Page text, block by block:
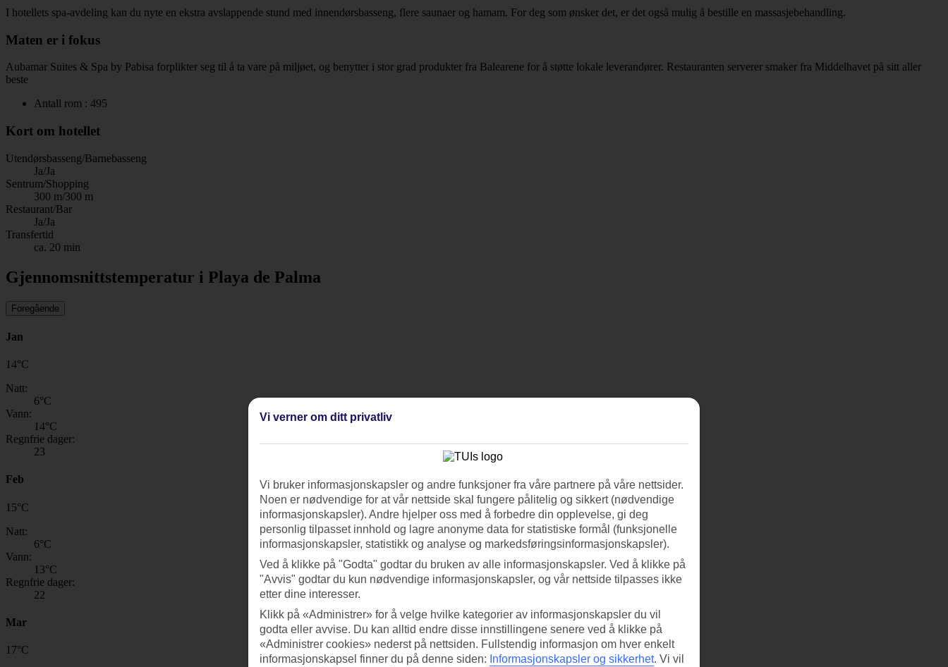
I hotellets spa-avdeling kan du nyte en ekstra avslappende stund med innendørsbasseng, flere saunaer og hamam. For deg som ønsker det, er det også mulig å bestille en massasjebehandling.
Maten er i fokus
Aubamar Suites & Spa by Pabisa forplikter seg til å ta vare på miljøet, og benytter i stor grad produkter fra Balearene for å støtte lokale leverandører. Restauranten serverer smaker fra Middelhavet på sitt aller
beste
Antall rom : 495
Kort om hotellet
Utendørsbasseng/Barnebasseng
Ja/Ja
Sentrum/Shopping
300 m/300 m
Restaurant/Bar
Ja/Ja
Transfertid
ca. 20 min
Gjennomsnittstemperatur i Playa de Palma
Foregående
Jan
14°C
Natt:
6°C
Vann:
14°C
Regnfrie dager:
23
Feb
15°C
Natt:
6°C
Vann:
13°C
Regnfrie dager:
22
Mar
17°C
Vi verner om ditt privatliv
Vi bruker informasjonskapsler og andre funksjoner fra våre partnere på våre nettsider.
Noen er nødvendige for at vår nettside skal fungere pålitelig og sikkert (nødvendige
informasjonskapsler). Andre hjelper oss med å forbedre din opplevelse, gi deg
personlig tilpasset innhold og lagre anonyme data for statistiske formål (funksjonelle
informasjonskapsler, statistikk og analyse og markedsføringsinformasjonskapsler).
Ved å klikke på "Godta" godtar du bruken av alle informasjonskapsler. Ved å klikke på
"Avvis" godtar du kun nødvendige informasjonskapsler, og vår nettside tilpasses ikke
etter dine interesser.
Klikk på «Administrer» for å velge hvilke kategorier av informasjonskapsler du vil
godta eller avvise. Du kan alltid endre disse innstillingene senere ved å klikke på
«Administrer cookies» nederst på nettsiden. Fullstendig informasjon om hver enkelt
informasjonskapsel finner du på denne siden: Informasjonskapsler og sikkerhet. Vi vil